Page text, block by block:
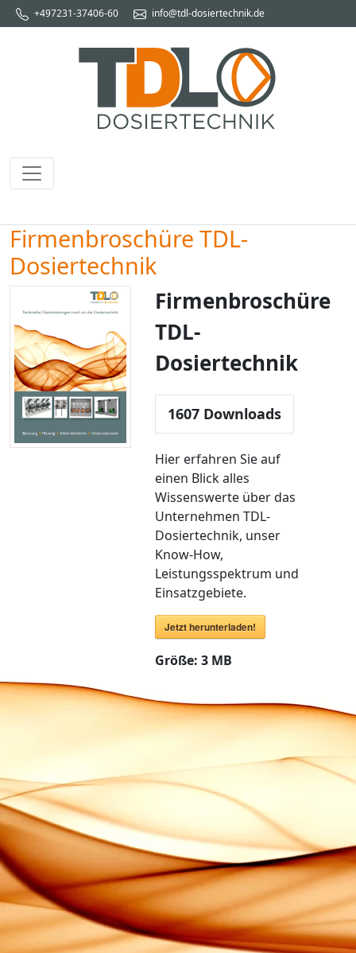
+497231-37406-60 info@tdl-dosiertechnik.de
Firmenbroschüre TDL-
Dosiertechnik
Firmenbroschüre
TDL-
Dosiertechnik
1607Downloads
Hier erfahren Sie auf
einen Blick alles
Wissenswerte über das
Unternehmen TDL-
Dosiertechnik, unser
Know-How,
Leistungsspektrum und
Einsatzgebiete.
Jetzt herunterladen!
Größe: 3 MB